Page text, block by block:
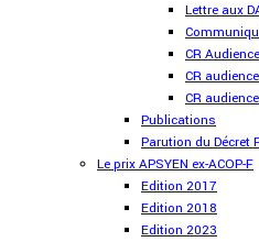
Lettre aux
CR
CR
CR
Publications
Parution du Décret
Le prix APSYEN ex-ACOP-F
Edition 2017
Edition 2018
Edition 2023